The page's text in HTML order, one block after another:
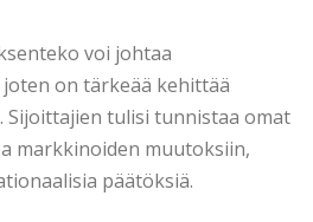
voi johtaa
on tärkeää kehittää
Sijoittajien tulisi tunnistaa omat
markkinoiden muutoksiin,
päätöksiä.